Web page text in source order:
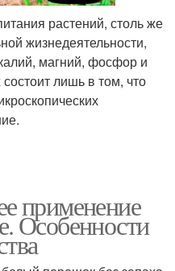
растений, столь же
жизнедеятельности,
магний, фосфор и
лишь в том, что
применение
Особенности